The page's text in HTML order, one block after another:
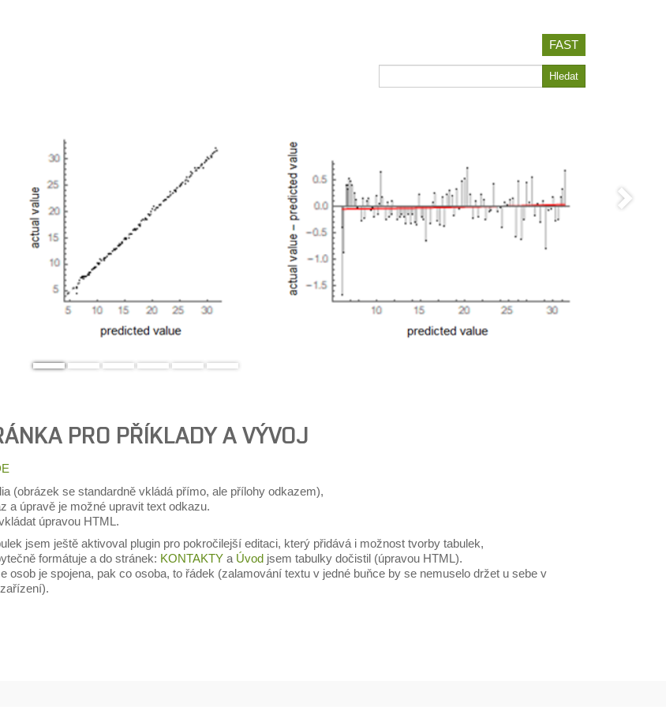
FAST
Hledat
PRO PŘÍKLADY A VÝVOJ
(obrázek se standardně vkládá přímo, ale přílohy odkazem),
a úpravě je možné upravit text odkazu.
úpravou HTML.
jsem ještě aktivoval plugin pro pokročilejší editaci, který přidává i možnost tvorby tabulek,
formátuje a do stránek: KONTAKTYa Úvodjsem tabulky dočistil (úpravou HTML).
osob je spojena, pak co osoba, to řádek (zalamování textu v jedné buňce by se nemuselo držet u sebe v